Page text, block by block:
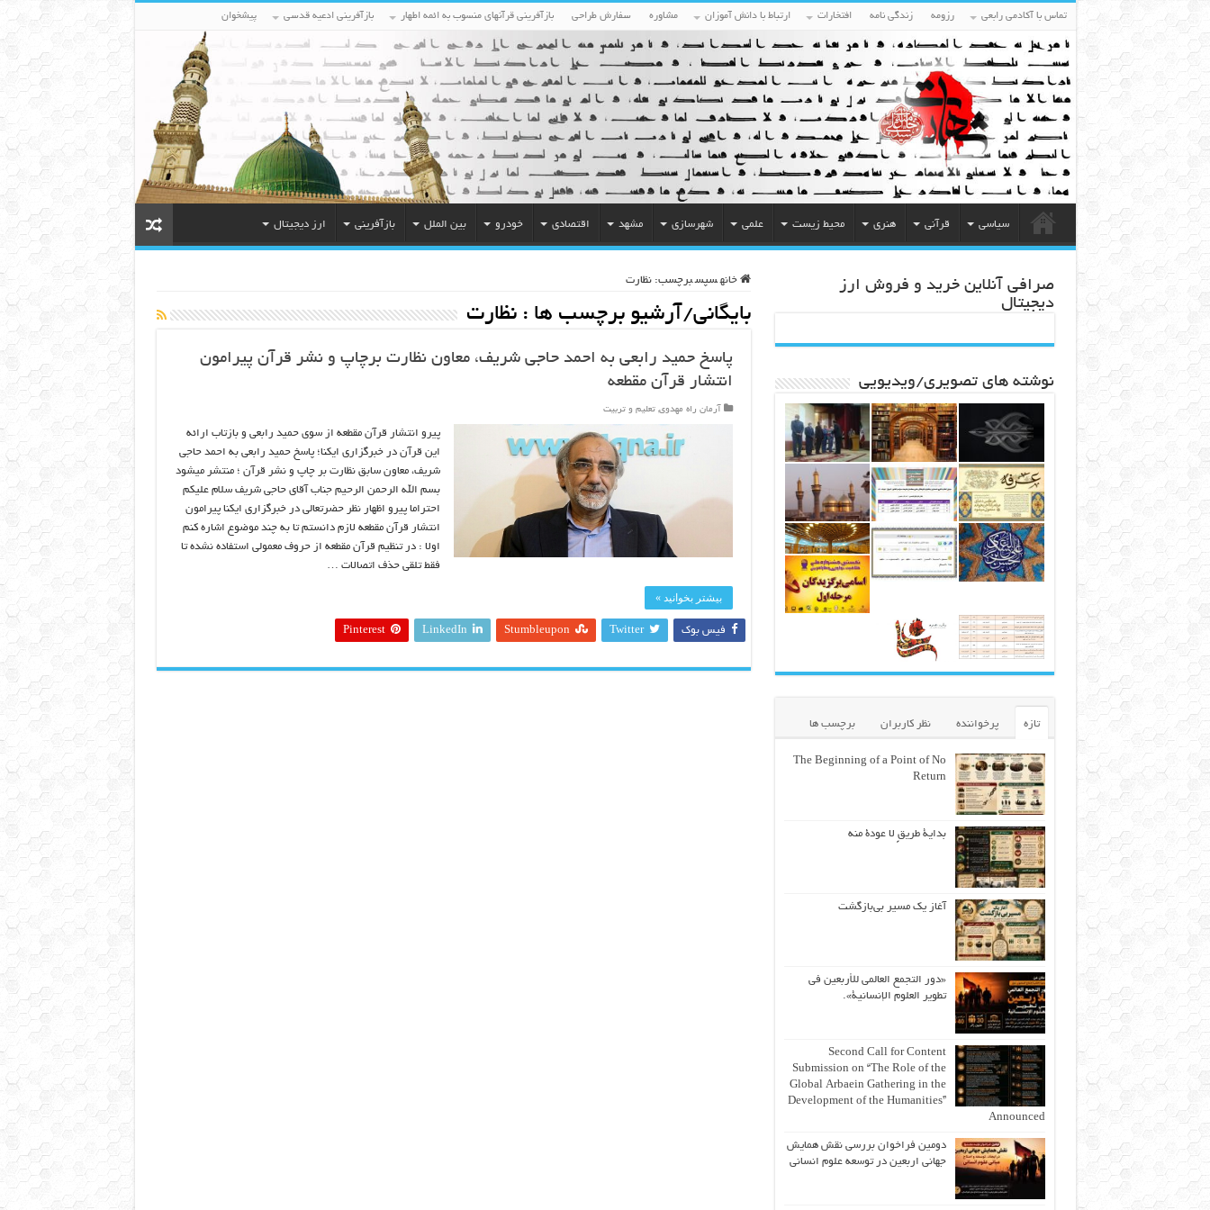
تماس با آکادمی رابعی رزومه زندگی نامه افتخارات ارتباط با دانش آموزان مشاوره سفارش طراحی بازآفرینی قرآنهای منسوب به ائمه اطهار بازآفرینی ادعیه قدسی پیشخوان
سیاسی قرآنی هنری محیط زیست علمی شهرسازی مشهد اقتصادی خودرو بین الملل بازآفرینی ارز دیجیتال
خانه سپس برچسب:نظارت
بایگانی/آرشیو برچسب ها :نظارت
پاسخ حمید رابعی به احمد حاجی شریف، معاون نظارت برچاپ و نشر قرآن پیرامون
انتشار قرآن مقطعه
آرمان راه مهدوی,تعلیم و تربیت
پیرو انتشار قرآن مقطعه از سوی حمید رابعی و بازتاب ارائه
این قرآن در خبرگزاری ایکنا؛ پاسخ حمید رابعی به احمد حاجی
شریف، معاون سابق نظارت بر چاپ و نشر قرآن ؛ منتشر میشود
بسم الله الرحمن الرحیم جناب آقای حاجی شریف سلام علیکم
احتراما پیرو اظهار نظر حضرتعالی در خبرگزاری ایکنا پیرامون
انتشار قرآن مقطعه لازم دانستم تا به چند موضوع اشاره کنم
اولا : در تنظیم قرآن مقطعه از حروف معمولی استفاده نشده تا
فقط تلقی حذف اتصالات …
بیشتر بخوانید »
فیس بوک Twitter
Stumbleupon
LinkedIn
Pinterest
صرافی آنلاین خرید و فروش ارز
دیجیتال
نوشته های تصویری/ویدیویی
تازه پرخواننده نظر کاربران برچسب ها
The Beginning of a Point of No
Return
بداية طريقٍ لا عودة منه
آغاز یک مسیر بی‌بازگشت
«دور التجمع العالمي للأربعين في
تطوير العلوم الإنسانية».
Second Call for Content
Submission on “The Role of the
Global Arbaein Gathering in the
Development of the Humanities”
Announced
دومین فراخوان بررسی نقش همایش
جهانی اربعین در توسعه علوم انسانی